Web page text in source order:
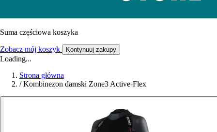
Suma częściowa koszyka
Zobacz mój koszyk Kontynuuj zakupy
Loading...
Strona główna
/ Kombinezon damski Zone3 Active-Flex